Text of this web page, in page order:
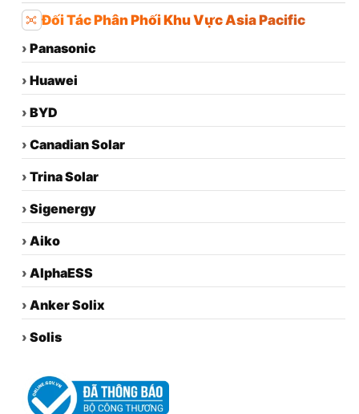
Đối Tác Phân Phối Khu Vực Asia Pacific
› Panasonic
› Huawei
› BYD
› Canadian Solar
› Trina Solar
› Sigenergy
› Aiko
› AlphaESS
› Anker Solix
› Solis